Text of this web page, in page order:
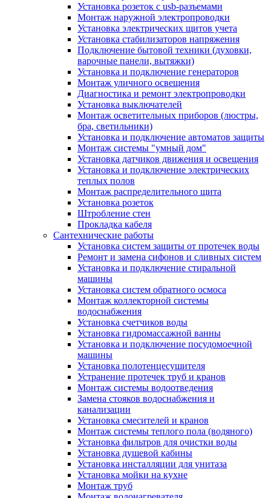
Установка розеток с usb-разъемами
Монтаж наружной электропроводки
Установка электрических щитов учета
Установка стабилизаторов напряжения
Подключение бытовой техники (духовки,
варочные панели, вытяжки)
Установка и подключение генераторов
Монтаж уличного освещения
Диагностика и ремонт электропроводки
Установка выключателей
Монтаж осветительных приборов (люстры,
бра, светильники)
Установка и подключение автоматов защиты
Монтаж системы "умный дом"
Установка датчиков движения и освещения
Установка и подключение электрических
теплых полов
Монтаж распределительного щита
Установка розеток
Штробление стен
Прокладка кабеля
Сантехнические работы
Установка систем защиты от протечек воды
Ремонт и замена сифонов и сливных систем
Установка и подключение стиральной
машины
Установка систем обратного осмоса
Монтаж коллекторной системы
водоснабжения
Установка счетчиков воды
Установка гидромассажной ванны
Установка и подключение посудомоечной
машины
Установка полотенцесушителя
Устранение протечек труб и кранов
Монтаж системы водоотведения
Замена стояков водоснабжения и
канализации
Установка смесителей и кранов
Монтаж системы теплого пола (водяного)
Установка фильтров для очистки воды
Установка душевой кабины
Установка инсталляции для унитаза
Установка мойки на кухне
Монтаж труб